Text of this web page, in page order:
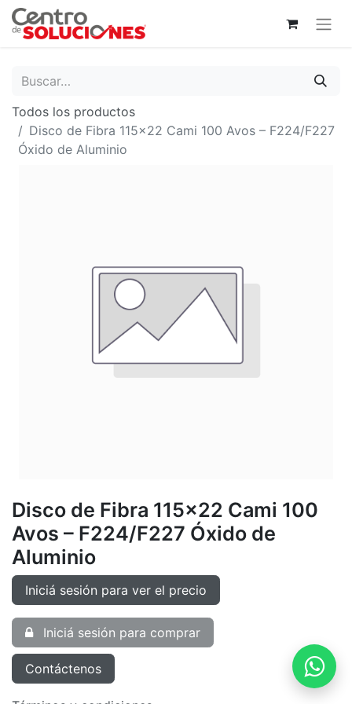
Todos los productos
Disco de Fibra 115x22 Cami 100 Avos – F224/F227
Óxido de Aluminio
Disco de Fibra 115x22 Cami 100
Avos – F224/F227 Óxido de
Aluminio
Iniciá sesión para ver el precio
Iniciá sesión para comprar
Contáctenos